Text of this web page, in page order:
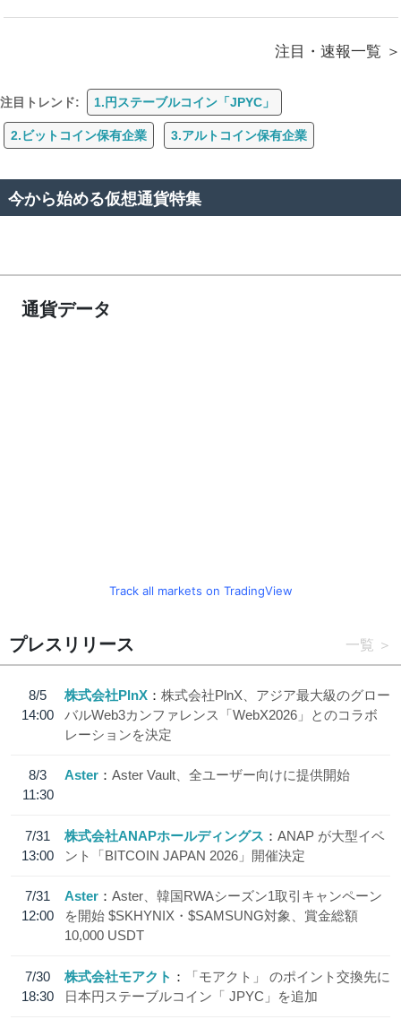
注目・速報一覧
注目トレンド: 1.円ステーブルコイン「JPYC」
2.ビットコイン保有企業 3.アルトコイン保有企業
今から始める仮想通貨特集
通貨データ
Track all markets on TradingView
プレスリリース 一覧
8/5
14:00
株式会社PlnX
株式会社PlnX、アジア最大級のグロー
バルWeb3カンファレンス「WebX2026」とのコラボ
レーションを決定
8/3
11:30
Aster Aster Vault、全ユーザー向けに提供開始
7/31
13:00
株式会社ANAPホールディングス
ANAP が大型イベ
ント「BITCOIN JAPAN 2026」開催決定
7/31
12:00
Aster
Aster、韓国RWAシーズン1取引キャンペーン
を開始 $SKHYNIX・$SAMSUNG対象、賞金総額
10,000 USDT
7/30
18:30
株式会社モアクト
「モアクト」 のポイント交換先に
日本円ステーブルコイン「 JPYC」を追加